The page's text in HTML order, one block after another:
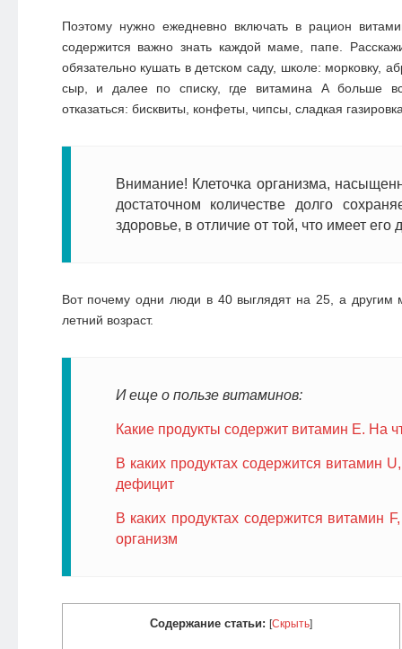
Поэтому нужно ежедневно включать в рацион
содержится важно знать каждой маме, папе.
обязательно кушать в детском саду, школе: морковку,
сыр, и далее по списку, где витамина А больше
отказаться: бисквиты, конфеты, чипсы, сладкая
Внимание! Клеточка организма,
достаточном количестве долго
здоровье, в отличие от той, что имеет его
Вот почему одни люди в 40 выглядят на 25, а другим
летний возраст.
И еще о пользе витаминов:
Какие продукты содержит витамин Е. На
В каких продуктах содержится витамин
дефицит
В каких продуктах содержится витамин
организм
Содержание статьи: [Скрыть]